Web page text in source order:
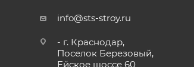
info@sts-stroy.ru
- г. Краснодар,
Поселок Березовый,
Ейское шоссе 60